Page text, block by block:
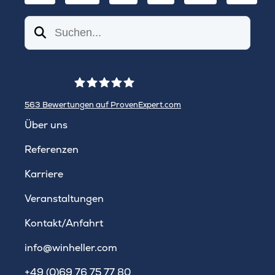
Suchen
563 Bewertungen auf ProvenExpert.com
Über uns
Referenzen
Karriere
Veranstaltungen
Kontakt/Anfahrt
info@winheller.com
+49 (0)69 76 75 77 80